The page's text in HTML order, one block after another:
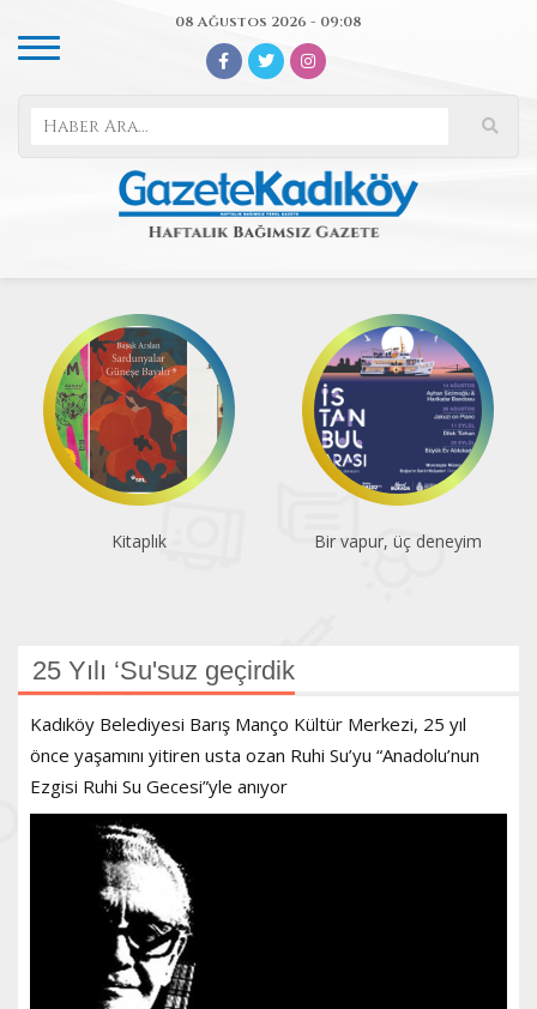
08 Ağustos 2026 - 09:08
Kitaplık Bir vapur, üç deneyim
25 Yılı ‘Su'suz geçirdik
Kadıköy Belediyesi Barış Manço Kültür Merkezi, 25 yıl
önce yaşamını yitiren usta ozan Ruhi Su’yu “Anadolu’nun
Ezgisi Ruhi Su Gecesi”yle anıyor